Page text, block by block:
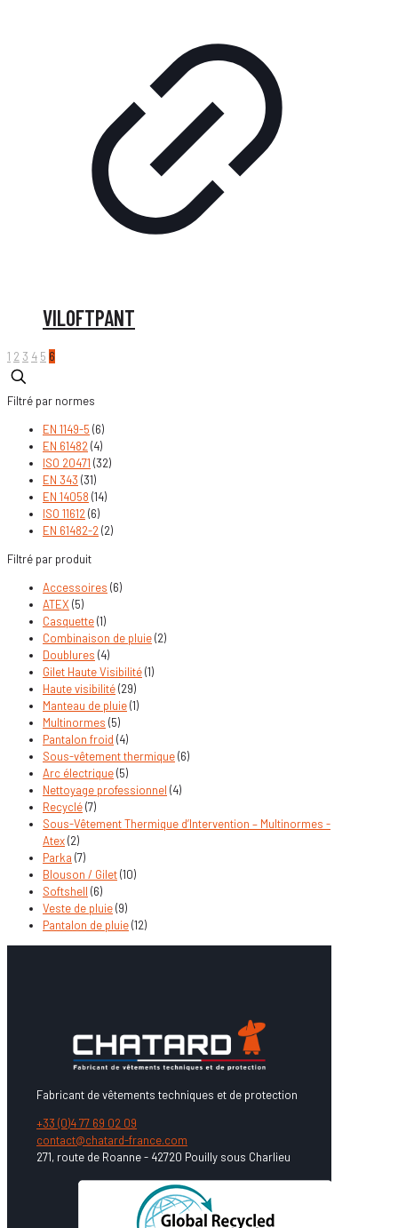
VILOFTPANT
1 2 3 4 5 6
Filtré par normes
EN 1149-5 (6)
EN 61482 (4)
ISO 20471 (32)
EN 343 (31)
EN 14058 (14)
ISO 11612 (6)
EN 61482-2 (2)
Filtré par produit
Accessoires (6)
ATEX (5)
Casquette(1)
Combinaison de pluie(2)
Doublures (4)
Gilet Haute Visibilité(1)
Haute visibilité(29)
Manteau de pluie(1)
Multinormes (5)
Pantalon froid (4)
Sous-vêtement thermique(6)
Arc électrique(5)
Nettoyage professionnel (4)
Recyclé(7)
Sous-Vêtement Thermique d’Intervention – Multinormes -
Atex(2)
Parka (7)
Blouson / Gilet(10)
Softshell (6)
Veste de pluie(9)
Pantalon de pluie(12)
Fabricant de vêtements techniques et de protection
+33 (0)4 77 69 02 09
contact@chatard-france.com
271, route de Roanne - 42720 Pouilly sous Charlieu